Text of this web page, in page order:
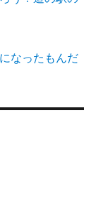
なったもんだ